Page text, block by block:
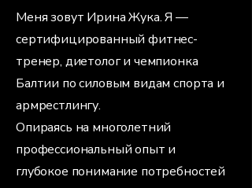
Меня зовут Ирина Жука. Я —
сертифицированный фитнес-
тренер, диетолог и чемпионка
Балтии по силовым видам спорта и
армрестлингу.
Опираясь на многолетний
профессиональный опыт и
глубокое понимание потребностей